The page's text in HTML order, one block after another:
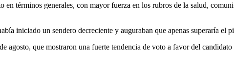
términos generales, con mayor fuerza en los rubros de la salud,
iniciado un sendero decreciente y auguraban que apenas superaría el
agosto, que mostraron una fuerte tendencia de voto a favor del